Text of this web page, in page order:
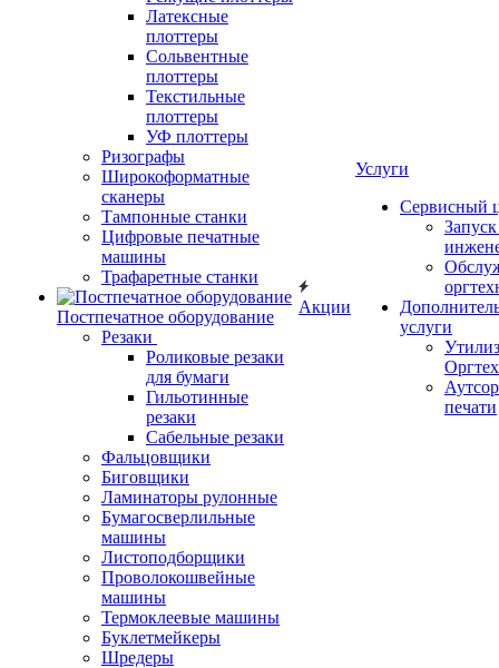
Латексные
плоттеры
Сольвентные
плоттеры
Текстильные
плоттеры
УФ плоттеры
Ризографы
Широкоформатные
сканеры
Тампонные станки
Цифровые печатные
машины
Трафаретные станки
Постпечатное оборудование
Резаки
Роликовые резаки
для бумаги
Гильотинные
резаки
Сабельные резаки
Фальцовщики
Биговщики
Ламинаторы рулонные
Бумагосверлильные
машины
Листоподборщики
Проволокошвейные
машины
Термоклеевые машины
Буклетмейкеры
Шредеры
Акции
Услуги
Сервисный
услуги
печати